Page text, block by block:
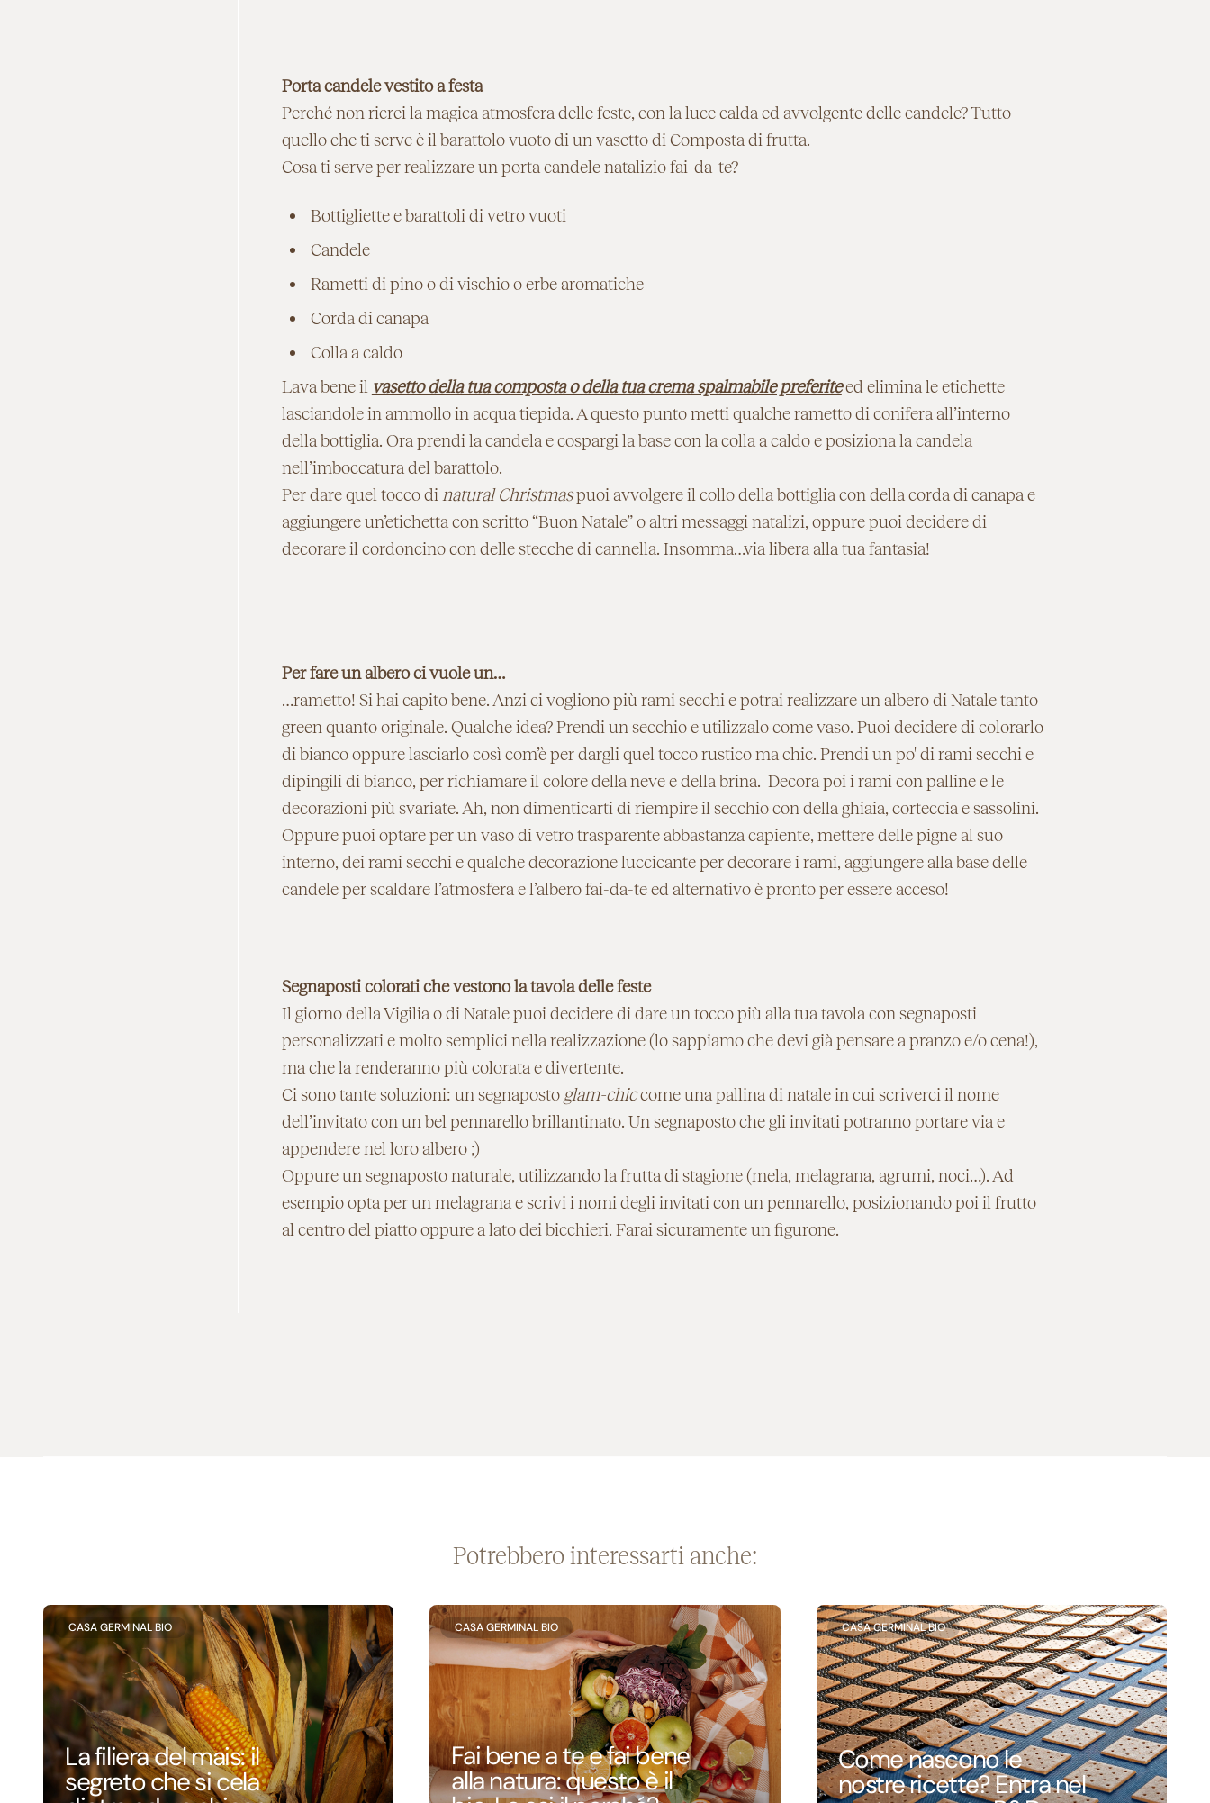
Porta candele vestito a festa
Perché non ricrei la magica atmosfera delle feste, con la luce calda ed avvolgente delle candele? Tutto
quello che ti serve è il barattolo vuoto di un vasetto di Composta di frutta.
Cosa ti serve per realizzare un porta candele natalizio fai-da-te?
Bottigliette e barattoli di vetro vuoti
Candele
Rametti di pino o di vischio o erbe aromatiche
Corda di canapa
Colla a caldo
Lava bene il vasetto della tua composta o della tua crema spalmabile preferiteed elimina le etichette
lasciandole in ammollo in acqua tiepida. A questo punto metti qualche rametto di conifera all’interno
della bottiglia. Ora prendi la candela e cospargi la base con la colla a caldo e posiziona la candela
nell’imboccatura del barattolo.
Per dare quel tocco di natural Christmaspuoi avvolgere il collo della bottiglia con della corda di canapa e
aggiungere un’etichetta con scritto “Buon Natale” o altri messaggi natalizi, oppure puoi decidere di
decorare il cordoncino con delle stecche di cannella. Insomma…via libera alla tua fantasia!
Per fare un albero ci vuole un…
…rametto! Si hai capito bene. Anzi ci vogliono più rami secchi e potrai realizzare un albero di Natale tanto
green quanto originale. Qualche idea? Prendi un secchio e utilizzalo come vaso. Puoi decidere di colorarlo
di bianco oppure lasciarlo così com’è per dargli quel tocco rustico ma chic. Prendi un po' di rami secchi e
dipingili di bianco, per richiamare il colore della neve e della brina. Decora poi i rami con palline e le
decorazioni più svariate. Ah, non dimenticarti di riempire il secchio con della ghiaia, corteccia e sassolini.
Oppure puoi optare per un vaso di vetro trasparente abbastanza capiente, mettere delle pigne al suo
interno, dei rami secchi e qualche decorazione luccicante per decorare i rami, aggiungere alla base delle
candele per scaldare l’atmosfera e l’albero fai-da-te ed alternativo è pronto per essere acceso!
Segnaposti colorati che vestono la tavola delle feste
Il giorno della Vigilia o di Natale puoi decidere di dare un tocco più alla tua tavola con segnaposti
personalizzati e molto semplici nella realizzazione (lo sappiamo che devi già pensare a pranzo e/o cena!),
ma che la renderanno più colorata e divertente.
Ci sono tante soluzioni: un segnaposto glam-chiccome una pallina di natale in cui scriverci il nome
dell’invitato con un bel pennarello brillantinato. Un segnaposto che gli invitati potranno portare via e
appendere nel loro albero ;)
Oppure un segnaposto naturale, utilizzando la frutta di stagione (mela, melagrana, agrumi, noci…). Ad
esempio opta per un melagrana e scrivi i nomi degli invitati con un pennarello, posizionando poi il frutto
al centro del piatto oppure a lato dei bicchieri. Farai sicuramente un figurone.
Potrebbero interessarti anche:
CASA GERMINAL BIO
La filiera del mais: il
segreto che si cela
CASA GERMINAL BIO
Fai bene a te e fai bene
alla natura: questo è il
CASA GERMINAL BIO
Come nascono le
nostre ricette? Entra nel